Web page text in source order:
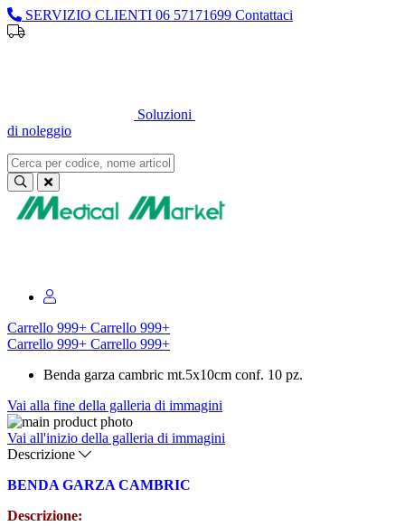
SERVIZIO CLIENTI 06 57171699 Contattaci
Soluzioni
di noleggio
Carrello 999+ Carrello 999+
Carrello 999+ Carrello 999+
Benda garza cambric mt.5x10cm conf. 10 pz.
Vai alla fine della galleria di immagini
Vai all'inizio della galleria di immagini
Descrizione
BENDA GARZA CAMBRIC
Descrizione: